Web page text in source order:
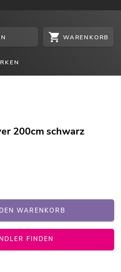
WARENKORB
200cm schwarz
WARENKORB
FINDEN